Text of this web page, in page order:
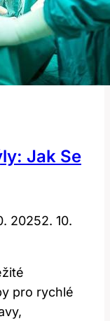
Jak Se
20252. 10.
pro rychlé